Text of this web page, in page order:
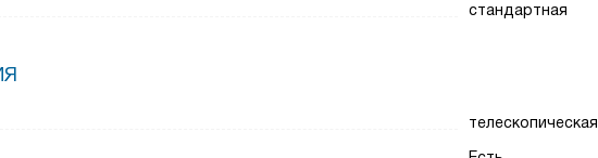
стандартная
телескопическая